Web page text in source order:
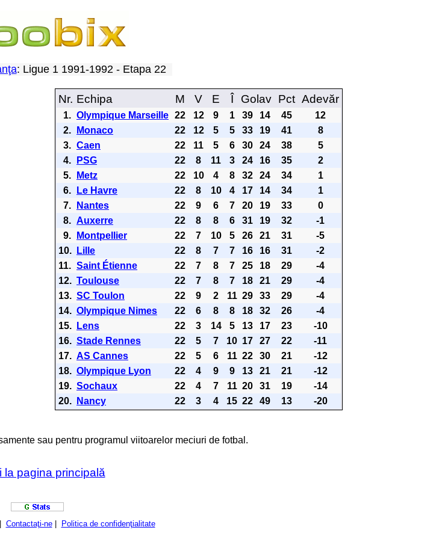
: Ligue 1 1991-1992 - Etapa 22
Nr. Echipa M V E Î Golav Pct Adevăr
1. Olympique Marseille 22 12 9 1 39 14 45
12
2.
Monaco 22 12 5 5 33 19 41
8
3. Caen 22 11 5 6 30 24 38
5
4.
PSG 22 8 11 3 24 16 35
2
5.
Metz 22 10 4 8 32 24 34
1
6.
Le Havre 22 8 10 4 17 14 34
1
7.
Nantes 22 9 6 7 20 19 33
0
8. Auxerre 22 8 8 6 31 19 32
-1
9.
Montpellier 22 7 10 5 26 21 31
-5
10.
Lille 22 8 7 7 16 16 31
-2
11. Saint Étienne 22 7 8 7 25 18 29
-4
12. Toulouse 22 7 8 7 18 21 29
-4
13. SC Toulon 22 9 2 11 29 33 29
-4
14. Olympique Nimes 22 6 8 8 18 32 26
-4
15.
Lens 22 3 14 5 13 17 23
-10
16. Stade Rennes 22 5 7 10 17 27 22
-11
17. AS Cannes 22 5 6 11 22 30 21
-12
18. Olympique Lyon 22 4 9 9 13 21 21
-12
19. Sochaux 22 4 7 11 20 31 19
-14
20.
Nancy 22 3 4 15 22 49 13 -20
sau pentru programul viitoarelor meciuri de fotbal.
la pagina principală
Contactaţi-ne| Politica de confidenţialitate